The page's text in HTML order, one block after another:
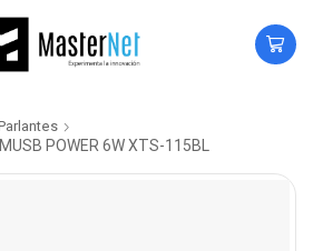
POWER 6W XTS-115BL